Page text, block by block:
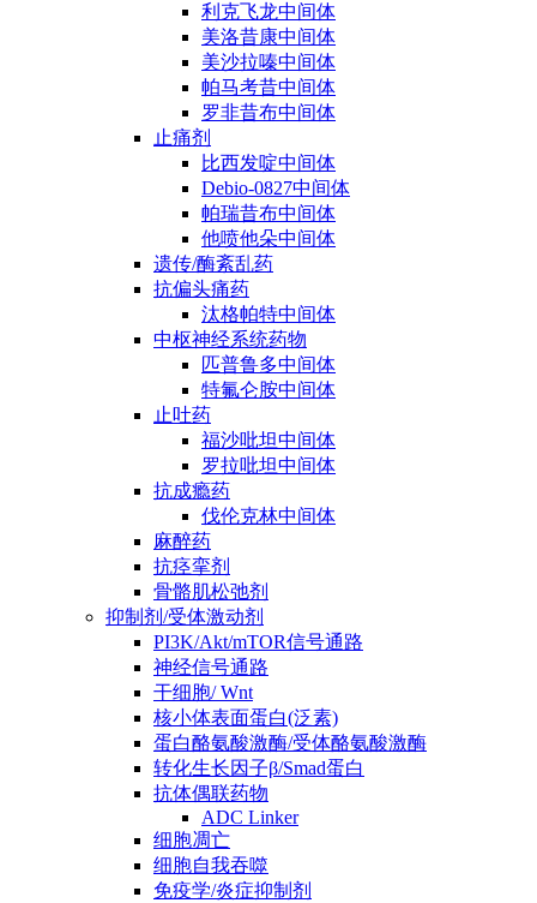
利克飞龙中间体
美洛昔康中间体
美沙拉嗪中间体
帕马考昔中间体
罗非昔布中间体
止痛剂
比西发啶中间体
Debio-0827中间体
帕瑞昔布中间体
他喷他朵中间体
遗传/酶紊乱药
抗偏头痛药
汰格帕特中间体
中枢神经系统药物
匹普鲁多中间体
特氟仑胺中间体
止吐药
福沙吡坦中间体
罗拉吡坦中间体
抗成瘾药
伐伦克林中间体
麻醉药
抗痉挛剂
骨骼肌松弛剂
抑制剂/受体激动剂
PI3K/Akt/mTOR信号通路
神经信号通路
干细胞/ Wnt
核小体表面蛋白(泛素)
蛋白酪氨酸激酶/受体酪氨酸激酶
转化生长因子β/Smad蛋白
抗体偶联药物
ADC Linker
细胞凋亡
细胞自我吞噬
免疫学/炎症抑制剂